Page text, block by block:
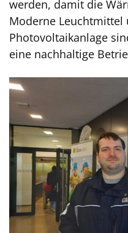
werden, damit die
Moderne Leuchtmittel
Photovoltaikanlage
eine nachhaltige